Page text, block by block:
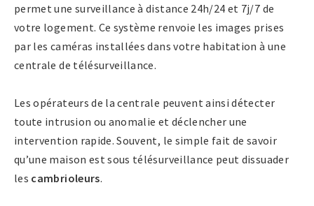
permet une surveillance à distance 24h/24 et 7j/7 de
votre logement. Ce système renvoie les images prises
par les caméras installées dans votre habitation à une
centrale de télésurveillance.
Les opérateurs de la centrale peuvent ainsi détecter
toute intrusion ou anomalie et déclencher une
intervention rapide. Souvent, le simple fait de savoir
qu’une maison est sous télésurveillance peut dissuader
les cambrioleurs.